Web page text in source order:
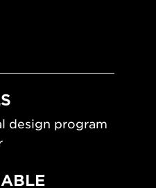
design program